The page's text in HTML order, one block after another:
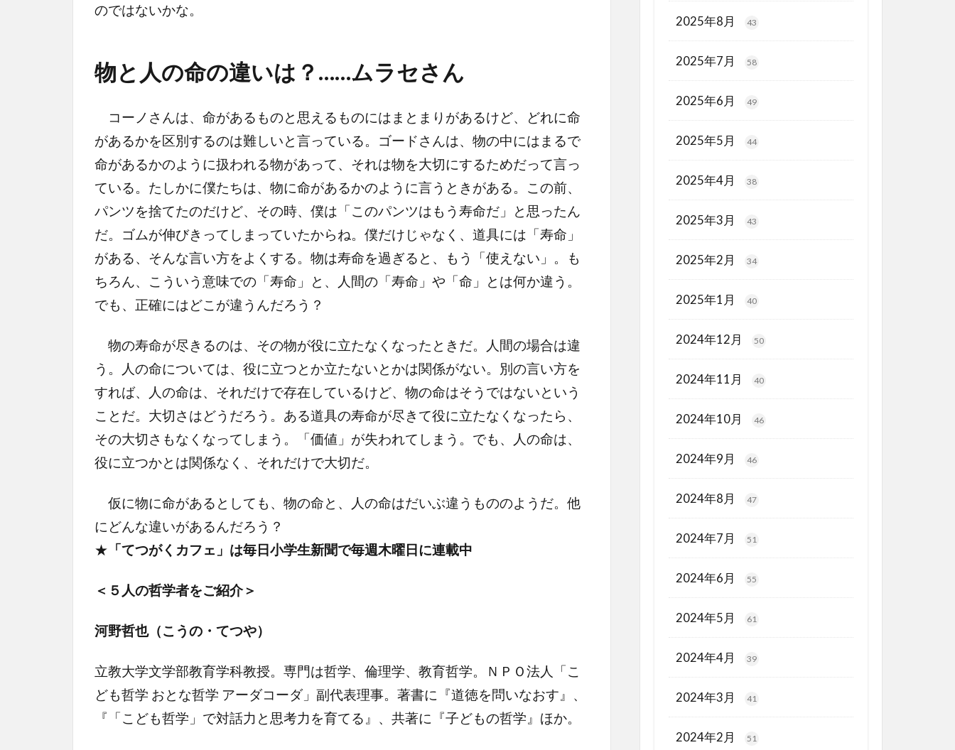
のではないかな。
物と人の命の違いは？……ムラセさん
コーノさんは、命があるものと思えるものにはまとまりがあるけど、どれに命
があるかを区別するのは難しいと言っている。ゴードさんは、物の中にはまるで
命があるかのように扱われる物があって、それは物を大切にするためだって言っ
ている。たしかに僕たちは、物に命があるかのように言うときがある。この前、
パンツを捨てたのだけど、その時、僕は「このパンツはもう寿命だ」と思ったん
だ。ゴムが伸びきってしまっていたからね。僕だけじゃなく、道具には「寿命」
がある、そんな言い方をよくする。物は寿命を過ぎると、もう「使えない」。も
ちろん、こういう意味での「寿命」と、人間の「寿命」や「命」とは何か違う。
でも、正確にはどこが違うんだろう？
物の寿命が尽きるのは、その物が役に立たなくなったときだ。人間の場合は違
う。人の命については、役に立つとか立たないとかは関係がない。別の言い方を
すれば、人の命は、それだけで存在しているけど、物の命はそうではないという
ことだ。大切さはどうだろう。ある道具の寿命が尽きて役に立たなくなったら、
その大切さもなくなってしまう。「価値」が失われてしまう。でも、人の命は、
役に立つかとは関係なく、それだけで大切だ。
仮に物に命があるとしても、物の命と、人の命はだいぶ違うもののようだ。他
にどんな違いがあるんだろう？
★ 「てつがくカフェ」は毎日小学生新聞で毎週木曜日に連載中
＜５人の哲学者をご紹介＞
河野哲也（こうの・てつや）
立教大学文学部教育学科教授。専門は哲学、倫理学、教育哲学。ＮＰＯ法人「こ
ども哲学 おとな哲学 アーダコーダ」副代表理事。著書に『道徳を問いなおす』、
『「こども哲学」で対話力と思考力を育てる』、共著に『子どもの哲学』ほか。
2025年8月 43
2025年7月 58
2025年6月 49
2025年5月 44
2025年4月 38
2025年3月 43
2025年2月 34
2025年1月 40
2024年12月 50
2024年11月 40
2024年10月 46
2024年9月 46
2024年8月 47
2024年7月 51
2024年6月 55
2024年5月 61
2024年4月 39
2024年3月 41
2024年2月 51